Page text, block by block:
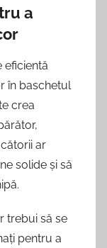
a
eficientă
în baschetul
crea
ar
solide și să
trebui să se
pentru a